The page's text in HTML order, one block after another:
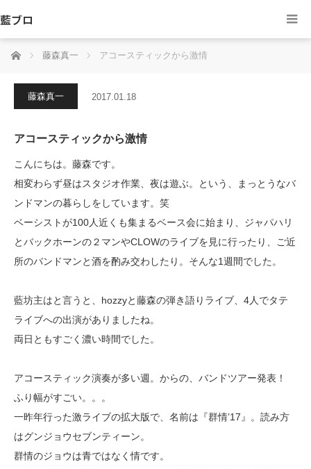
藍ブロ
ホーム 藤森真一 アコースティックから激情
藤森真一 2017.01.18
アコースティックから激情
こんにちは。藤森です。
相変わらず昼はスタジオ作業、夜は遊ぶ。という、まっとうなバ
ンドマンの暮らしをしています。笑
ベーシストが100人近くも集まるベース会に始まり、ジャパハリ
とバックホーンの２マンやCLOWのライブを見に行ったり、ご近
所のバンドマンと酒を酌み交わしたり。そんな1週間でした。
藍坊主はと言うと、hozzyと藤森の弾き語りライブ、4人でタテ
ライブへの出演がありましたね。
両日ともすごく濃い時間でした。
アコースティック演奏が多い週。からの、バンドツアー発表！
ふり幅がすごい。。。
一昨年行った激ライブの拡大版で、名前は『群情’17』。読み方
はグンジョウセブンティーン。
群情のジョウは青ではなく情です。